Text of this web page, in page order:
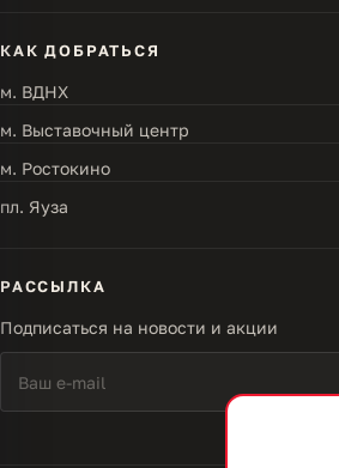
КАК ДОБРАТЬСЯ
м. ВДНХ
м. Выставочный центр
м. Ростокино
пл. Яуза
РАССЫЛКА
Подписаться на новости и акции